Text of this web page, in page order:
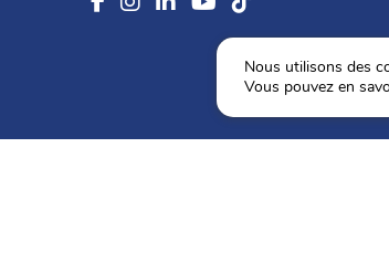
Nous utilisons des
Vous pouvez en